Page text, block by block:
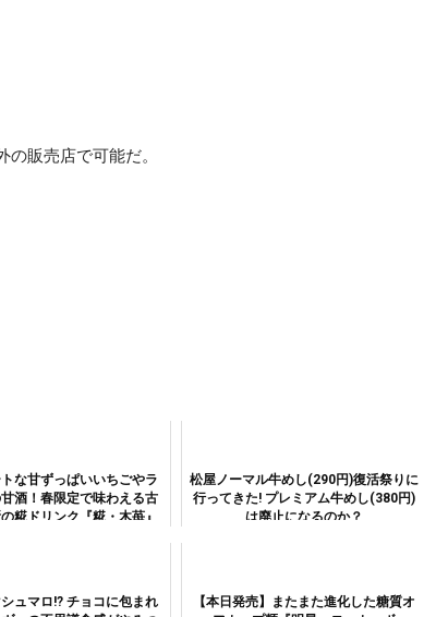
販売店で可能だ。
な甘ずっぱいいちごやラ
酒！春限定で味わえる古
糀ドリンク『糀・木苺』
松屋ノーマル牛めし(290円)復活祭りに
行ってきた! プレミアム牛めし(380円)
は廃止になるのか？
ュマロ!? チョコに包まれ
【本日発売】またまた進化した糖質オ